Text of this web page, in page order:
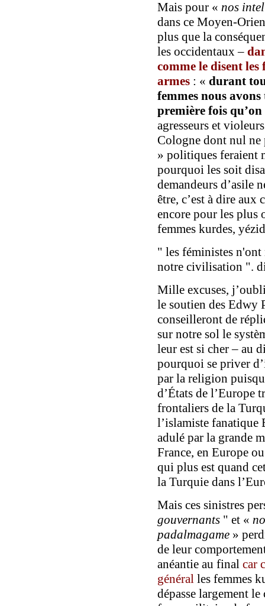
Mais pour « nos
dans ce Moyen-
plus que la
les occidentaux –
comme le disent les
armes : « durant
femmes nous
première fois qu’on
agresseurs et
Cologne dont nul ne
» politiques feraient
pourquoi les soit
demandeurs d’asile
être, c’est à dire aux
encore pour les plus
femmes kurdes,
" les féministes
notre civilisation ".
Mille excuses,
le soutien des Edwy
conseilleront de
sur notre sol le
leur est si cher – au
pourquoi se priver
par la religion
d’États de l’Europe
frontaliers de la
l’islamiste fanatique
adulé par la grande
France, en Europe
qui plus est quand
la Turquie dans
Mais ces sinistres
gouvernants " et «
padalmagame »
de leur
anéantie au final car
général les femmes
dépasse largement